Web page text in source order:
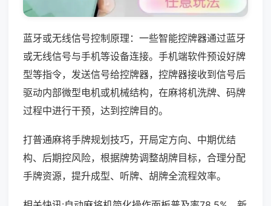
蓝牙或无线信号控制原理：一些智能控牌器通过蓝牙
或无线信号与手机等设备连接。手机端软件预设好牌
型等指令，发送信号给控牌器，控牌器接收到信号后
驱动内部微型电机或机械结构，在麻将机洗牌、码牌
过程中进行干预，达到控牌目的。
打普通麻将手牌规划技巧，开局定方向、中期优结
构、后期控风险，根据牌势调整胡牌目标，合理分配
手牌资源，提升成型、听牌、胡牌全流程效率。